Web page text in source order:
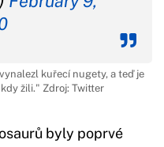
kuřecí nugety, a teď je
žili." Zdroj: Twitter
byly poprvé